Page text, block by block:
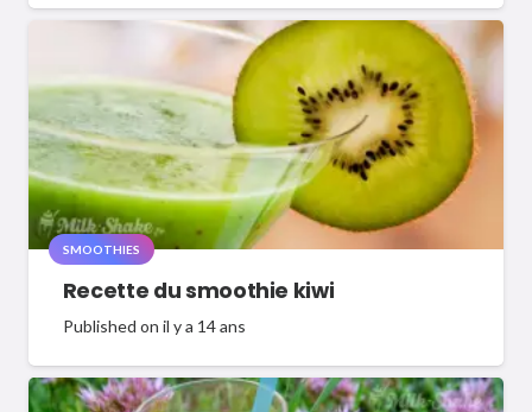
SMOOTHIES
Recette du smoothie kiwi
Published on il y a 14 ans